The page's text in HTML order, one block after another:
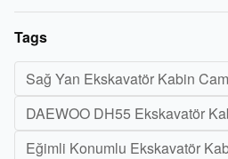
Tags
Sağ Yan Ekskavatör Kabin
DAEWOO DH55 Ekskavatör
Eğimli Konumlu Ekskavatör